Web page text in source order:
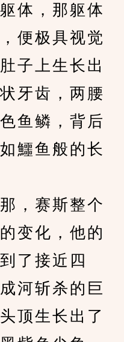
体，那躯体
便极具视觉
子上生长出
牙齿，两腰
鱼鳞，背后
鱷鱼般的长
赛斯整个
变化，他的
了接近四
河斩杀的巨
顶生长出了